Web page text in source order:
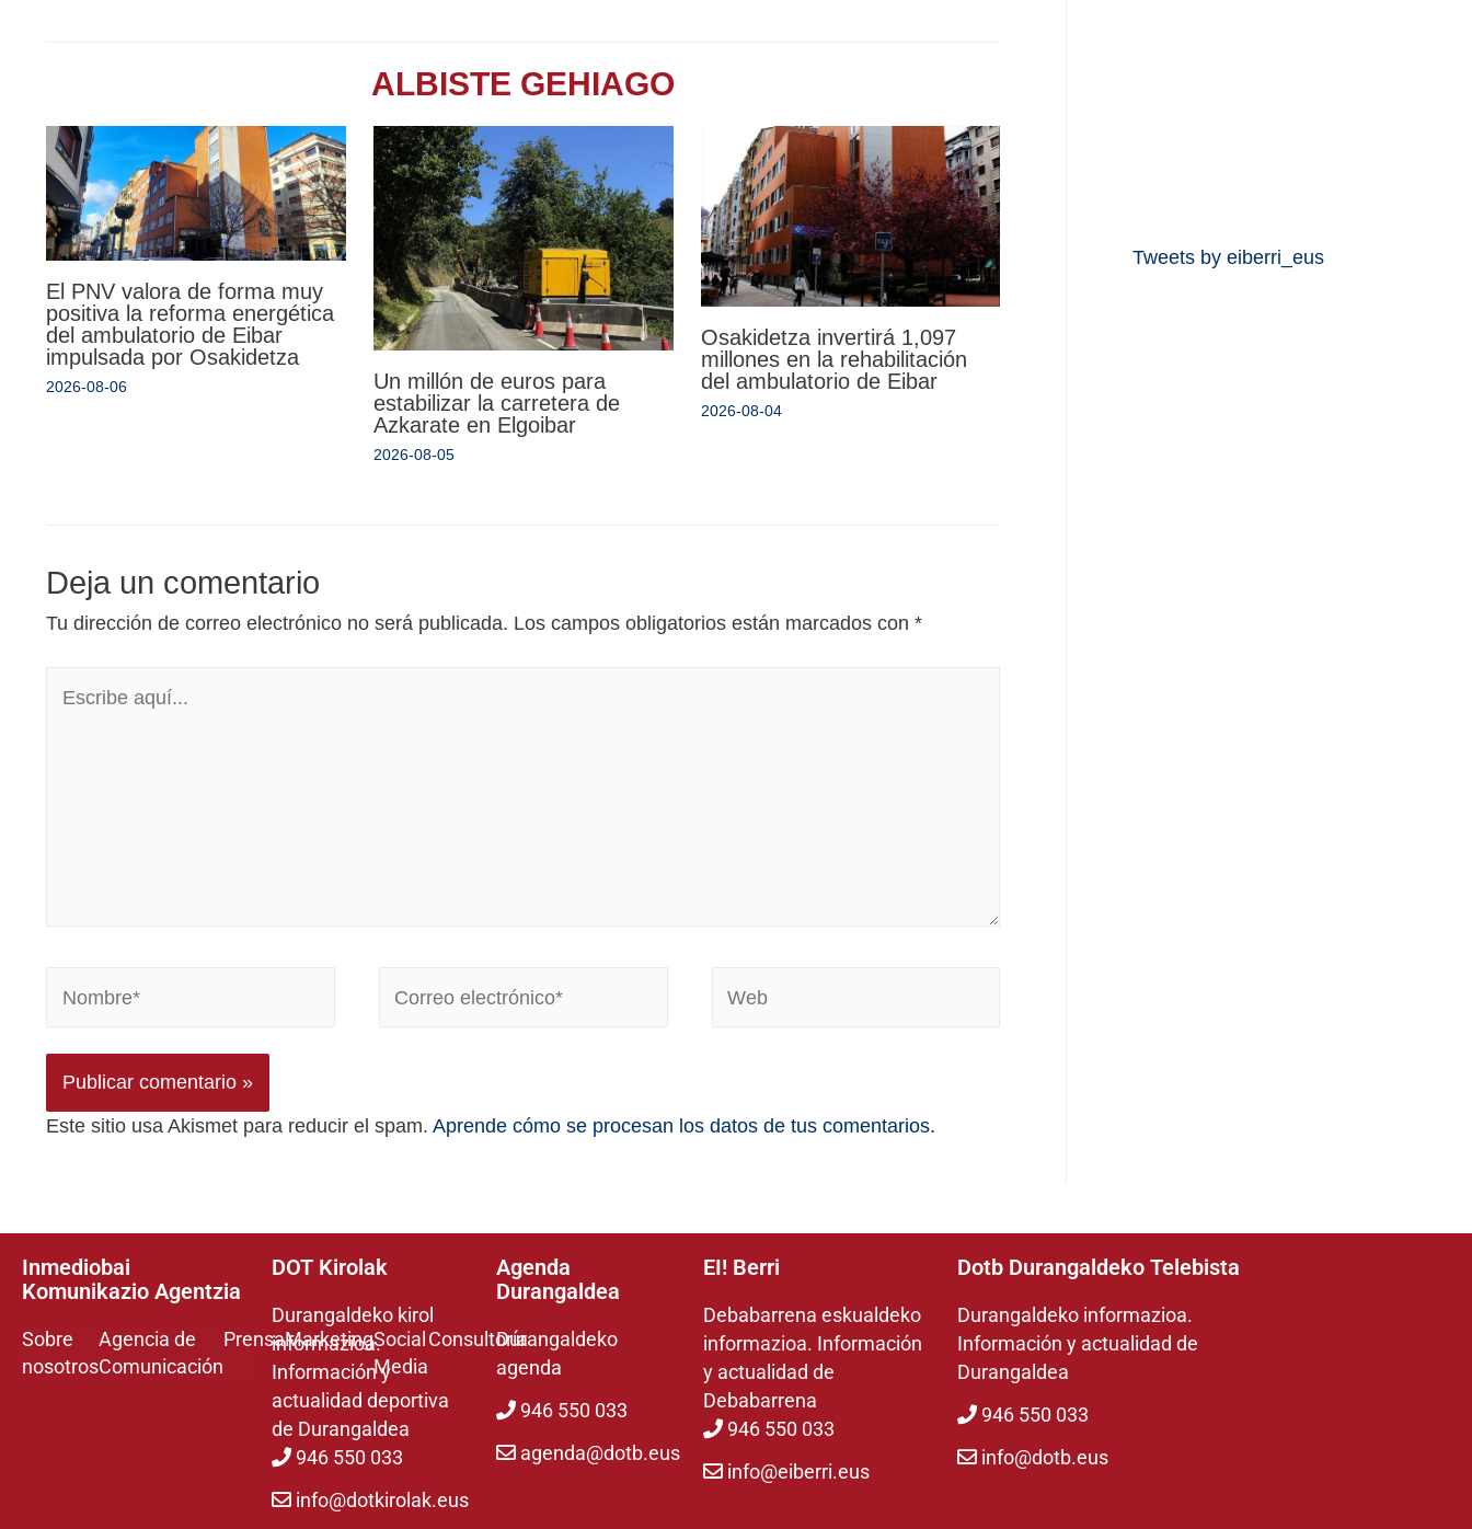
ALBISTE GEHIAGO
El PNV valora de forma muy
positiva la reforma energética
del ambulatorio de Eibar
impulsada por Osakidetza
2026-08-06
Un millón de euros para
estabilizar la carretera de
Azkarate en Elgoibar
2026-08-05
Osakidetza invertirá 1,097
millones en la rehabilitación
del ambulatorio de Eibar
2026-08-04
Deja un comentario
Tu dirección de correo electrónico no será publicada. Los campos obligatorios están marcados con *
Este sitio usa Akismet para reducir el spam. Aprende cómo se procesan los datos de tus comentarios.
Tweets by eiberri_eus
Inmediobai
Komunikazio Agentzia
Sobre
nosotros
Agencia de
Comunicación
PrensaMarketingSocial
Media
Consultoría
DOT Kirolak
Durangaldeko kirol
informazioa.
Información y
actualidad deportiva
de Durangaldea
946 550 033
info@dotkirolak.eus
Agenda
Durangaldea
Durangaldeko
agenda
946 550 033
agenda@dotb.eus
EI! Berri
Debabarrena eskualdeko
informazioa. Información
y actualidad de
Debabarrena
946 550 033
info@eiberri.eus
Dotb Durangaldeko Telebista
Durangaldeko informazioa.
Información y actualidad de
Durangaldea
946 550 033
info@dotb.eus